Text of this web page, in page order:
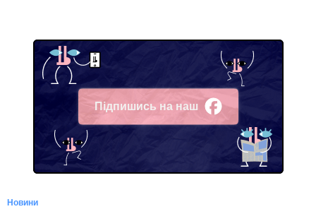
Підпишись на наш
Facebook
Новини